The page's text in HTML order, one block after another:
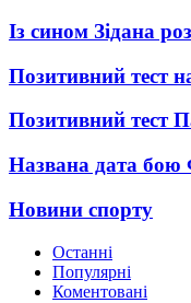
Із сином Зідана
Позитивний тест
Позитивний тест
Названа дата
Новини спорту
Останні
Популярні
Коментовані